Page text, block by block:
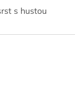
s hustou